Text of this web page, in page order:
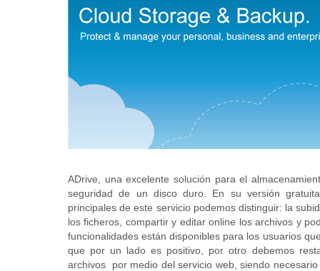
ADrive, una excelente solución para el
seguridad de un disco duro. En su versión
principales de este servicio podemos distinguir: la
los ficheros, compartir y editar online los archivos y
funcionalidades están disponibles para los usuarios
que por un lado es positivo, por otro debemos
archivos por medio del servicio web, siendo